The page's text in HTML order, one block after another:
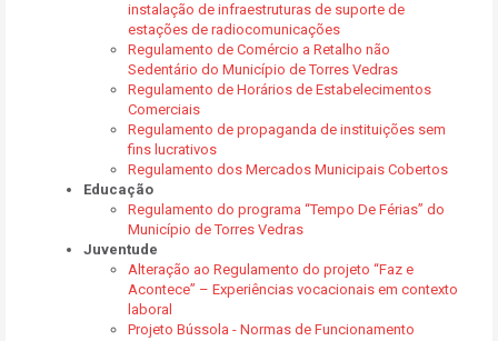
instalação de infraestruturas de suporte de
estações de radiocomunicações
Regulamento de Comércio a Retalho não
Sedentário do Município de Torres Vedras
Regulamento de Horários de Estabelecimentos
Comerciais
Regulamento de propaganda de instituições sem
fins lucrativos
Regulamento dos Mercados Municipais Cobertos
Educação
Regulamento do programa “Tempo De Férias” do
Município de Torres Vedras
Juventude
Alteração ao Regulamento do projeto “Faz e
Acontece” – Experiências vocacionais em contexto
laboral
Projeto Bússola - Normas de Funcionamento